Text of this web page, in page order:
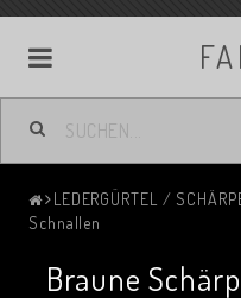
LEDERGÜRTEL /
Schnallen
Braune